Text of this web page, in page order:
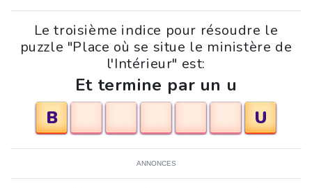
Le troisième indice pour résoudre le
puzzle "Place où se situe le ministère de
l'Intérieur" est:
Et termine par un u
B
U
ANNONCES